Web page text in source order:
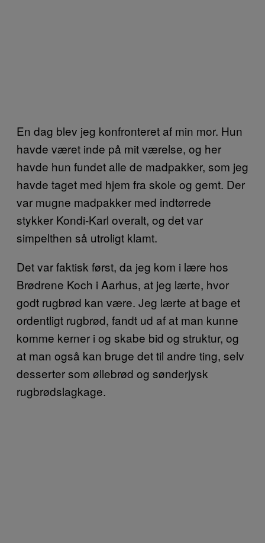
En dag blev jeg konfronteret af min mor. Hun
havde været inde på mit værelse, og her
havde hun fundet alle de madpakker, som jeg
havde taget med hjem fra skole og gemt. Der
var mugne madpakker med indtørrede
stykker Kondi-Karl overalt, og det var
simpelthen så utroligt klamt.
Det var faktisk først, da jeg kom i lære hos
Brødrene Koch i Aarhus, at jeg lærte, hvor
godt rugbrød kan være. Jeg lærte at bage et
ordentligt rugbrød, fandt ud af at man kunne
komme kerner i og skabe bid og struktur, og
at man også kan bruge det til andre ting, selv
desserter som øllebrød og sønderjysk
rugbrødslagkage.